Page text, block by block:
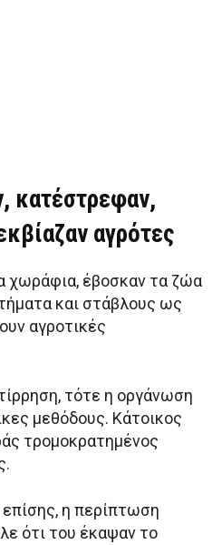
κατέστρεφαν,
αγρότες
χωράφια, έβοσκαν τα ζώα
και στάβλους ως
αγροτικές
τότε η οργάνωση
μεθόδους. Κάτοικος
τρομοκρατημένος
επίσης, η περίπτωση
ότι του έκαψαν το